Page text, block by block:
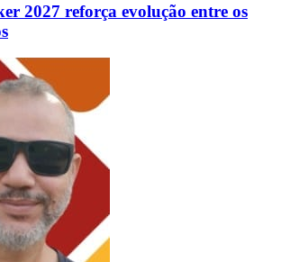
2027 reforça evolução entre os